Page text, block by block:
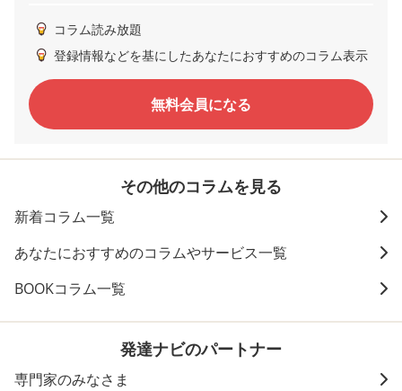
コラム読み放題
登録情報などを基にしたあなたにおすすめのコラム表示
無料会員になる
その他のコラムを見る
新着コラム一覧
あなたにおすすめのコラムやサービス一覧
BOOKコラム一覧
発達ナビのパートナー
専門家のみなさま